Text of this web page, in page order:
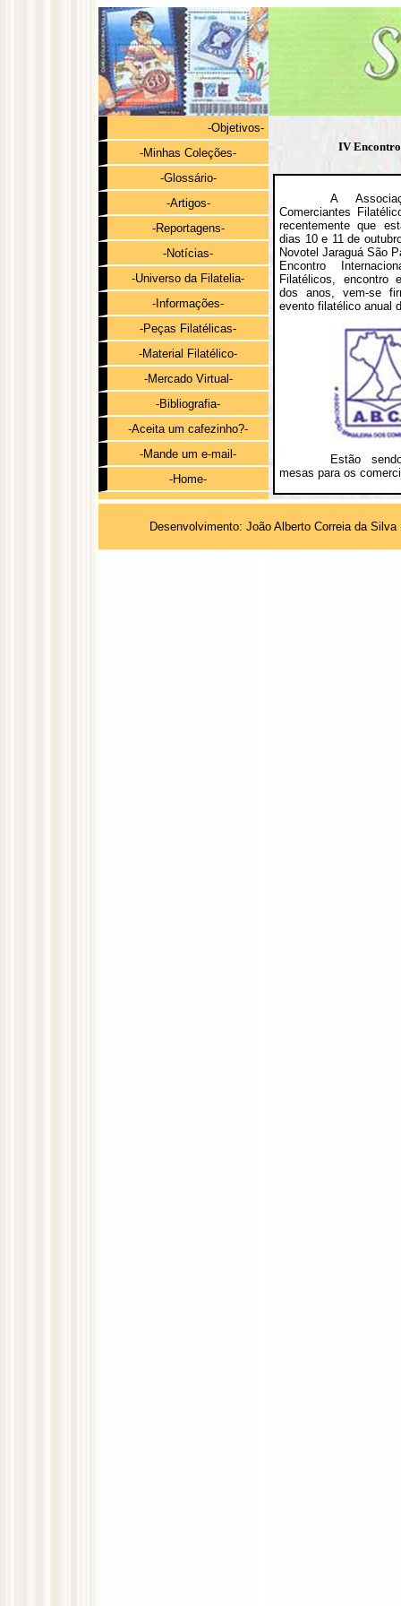
-Objetivos-
-Minhas Coleções-
-Glossário-
-Artigos-
-Reportagens-
-Notícias-
-Universo da Filatelia-
-Informações-
-Peças Filatélicas-
-Material Filatélico-
-Mercado Virtual-
-Bibliografia-
-Aceita um cafezinho?-
-Mande um e-mail-
-Home-
IV
A
Comerciantes
recentemente que
dias 10 e 11 de
Novotel Jaraguá São
Encontro
Filatélicos, encontro
dos anos, vem-se
evento filatélico anual
Estão
mesas para os
Desenvolvimento: João Alberto Correia da Silva